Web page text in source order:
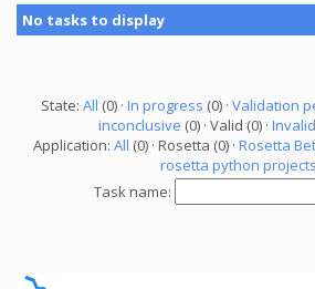
No tasks to display
State: All (0) · In progress (0) · Validation
inconclusive (0) · Valid (0) · Invalid
Application: All (0) · Rosetta (0) · Rosetta
rosetta python projects
Task name: